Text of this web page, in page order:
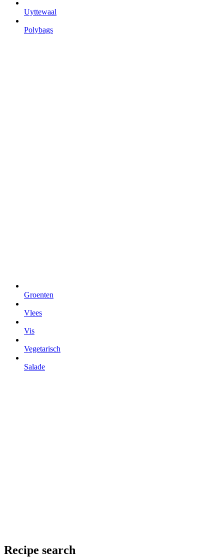
Uyttewaal
Polybags
Groenten
Vlees
Vis
Vegetarisch
Salade
Recipe search